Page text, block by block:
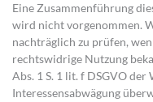
Eine Zusammenführung
wird nicht vorgenommen.
nachträglich zu prüfen,
rechtswidrige Nutzung
Abs. 1 S. 1 lit. f DSGVO
Interessensabwägung